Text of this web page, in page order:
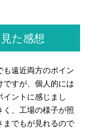
た感想
も遠近両方のポイン
ですが、個人的には
イントに感じまし
く、工場の様子が照
までもが見れるので